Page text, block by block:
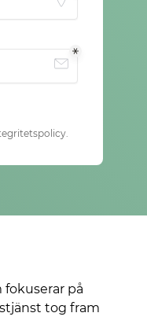
fokuserar på
tog fram